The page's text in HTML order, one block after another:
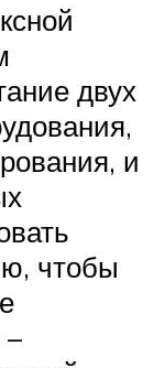
двух
и
чтобы
–